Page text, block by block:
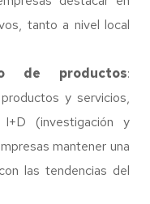
tanto a nivel local
de productos:
y servicios,
(investigación y
mantener una
las tendencias del